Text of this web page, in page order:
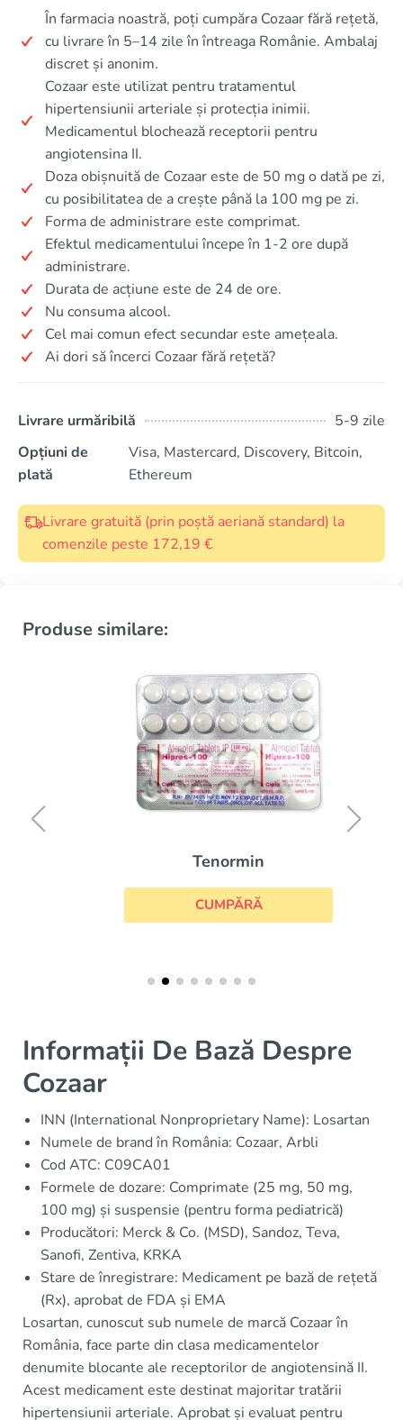
În farmacia noastră, poți cumpăra Cozaar fără rețetă,
cu livrare în 5–14 zile în întreaga Românie. Ambalaj
discret și anonim.
Cozaar este utilizat pentru tratamentul
hipertensiunii arteriale și protecția inimii.
Medicamentul blochează receptorii pentru
angiotensina II.
Doza obișnuită de Cozaar este de 50 mg o dată pe zi,
cu posibilitatea de a crește până la 100 mg pe zi.
Forma de administrare este comprimat.
Efektul medicamentului începe în 1-2 ore după
administrare.
Durata de acțiune este de 24 de ore.
Nu consuma alcool.
Cel mai comun efect secundar este amețeala.
Ai dori să încerci Cozaar fără rețetă?
Livrare urmăribilă
5-9 zile
Opțiuni de
plată
Visa, Mastercard, Discovery, Bitcoin,
Ethereum
Livrare gratuită (prin poștă aeriană standard) la
comenzile peste 172,19 €
Produse similare:
Tenormin
CUMPĂRĂ
Informații De Bază Despre
Cozaar
INN (International Nonproprietary Name): Losartan
Numele de brand în România: Cozaar, Arbli
Cod ATC: C09CA01
Formele de dozare: Comprimate (25 mg, 50 mg,
100 mg) și suspensie (pentru forma pediatrică)
Producători: Merck & Co. (MSD), Sandoz, Teva,
Sanofi, Zentiva, KRKA
Stare de înregistrare: Medicament pe bază de rețetă
(Rx), aprobat de FDA și EMA
Losartan, cunoscut sub numele de marcă Cozaar în
România, face parte din clasa medicamentelor
denumite blocante ale receptorilor de angiotensină II.
Acest medicament este destinat majoritar tratării
hipertensiunii arteriale. Aprobat și evaluat pentru